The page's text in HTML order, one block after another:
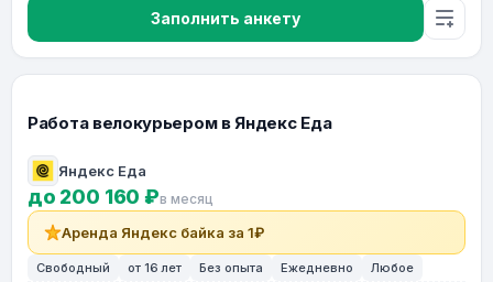
Заполнить анкету
Работа велокурьером в Яндекс Еда
Яндекс Еда
до 200 160 ₽в месяц
Аренда Яндекс байка за 1₽
Свободный от 16 лет Без опыта Ежедневно Любое